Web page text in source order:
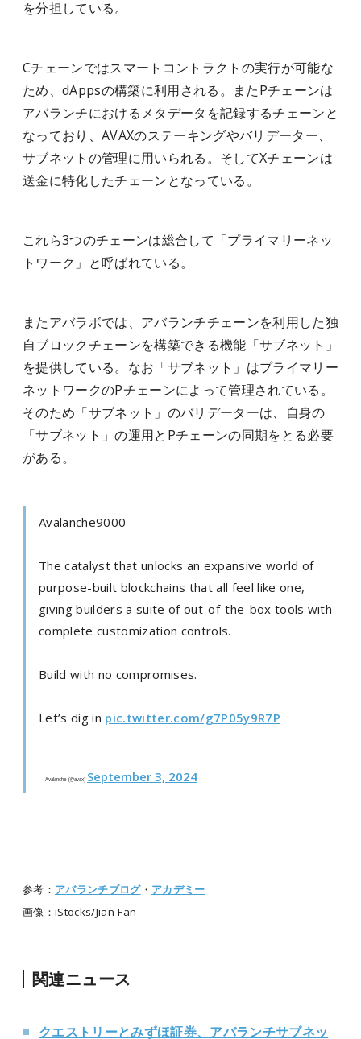
を分担している。
Cチェーンではスマートコントラクトの実行が可能な
ため、dAppsの構築に利用される。またPチェーンは
アバランチにおけるメタデータを記録するチェーンと
なっており、AVAXのステーキングやバリデーター、
サブネットの管理に用いられる。そしてXチェーンは
送金に特化したチェーンとなっている。
これら3つのチェーンは総合して「プライマリーネッ
トワーク」と呼ばれている。
またアバラボでは、アバランチチェーンを利用した独
自ブロックチェーンを構築できる機能「サブネット」
を提供している。なお「サブネット」はプライマリー
ネットワークのPチェーンによって管理されている。
そのため「サブネット」のバリデーターは、自身の
「サブネット」の運用とPチェーンの同期をとる必要
がある。
Avalanche9000
The catalyst that unlocks an expansive world of
purpose-built blockchains that all feel like one,
giving builders a suite of out-of-the-box tools with
complete customization controls.
Build with no compromises.
Let’s dig in pic.twitter.com/g7P05y9R7P
— Avalanche (@avax) September 3, 2024
参考： アバランチブログ・ アカデミー
画像：iStocks/Jian-Fan
関連ニュース
クエストリーとみずほ証券、アバランチサブネッ